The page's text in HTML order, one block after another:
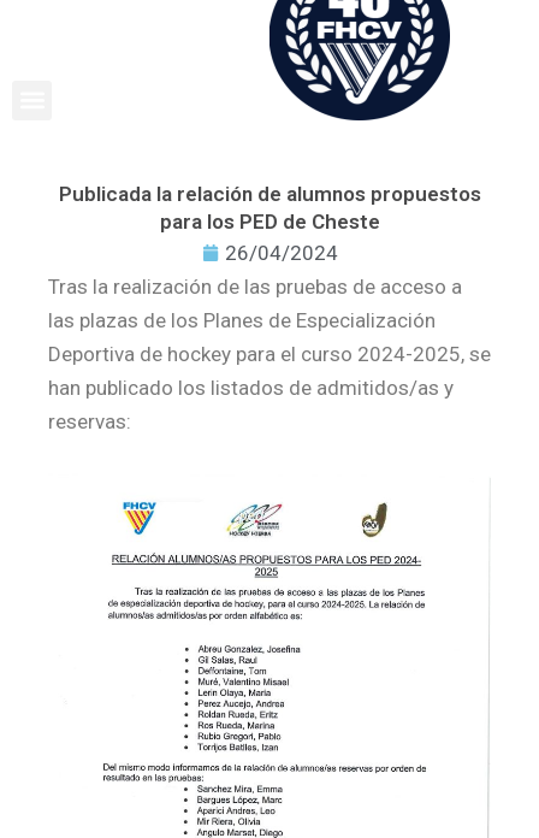
Publicada la relación de alumnos propuestos
para los PED de Cheste
26/04/2024
Tras la realización de las pruebas de acceso a
las plazas de los Planes de Especialización
Deportiva de hockey para el curso 2024-2025, se
han publicado los listados de admitidos/as y
reservas: